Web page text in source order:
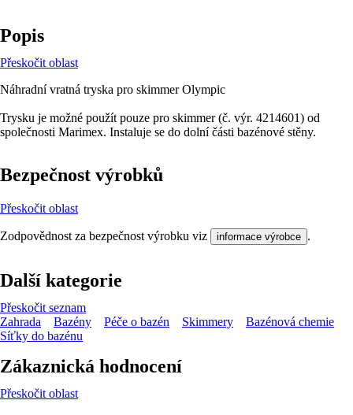
Popis
Přeskočit oblast
Náhradní vratná tryska pro skimmer Olympic
Trysku je možné použít pouze pro skimmer (č. výr. 4214601) od
společnosti Marimex. Instaluje se do dolní části bazénové stěny.
Bezpečnost výrobků
Přeskočit oblast
Zodpovědnost za bezpečnost výrobku viz informace výrobce .
Další kategorie
Přeskočit seznam
Zahrada
Bazény Péče o bazén Skimmery
Bazénová chemie
Síťky do bazénu
Zákaznická hodnocení
Přeskočit oblast